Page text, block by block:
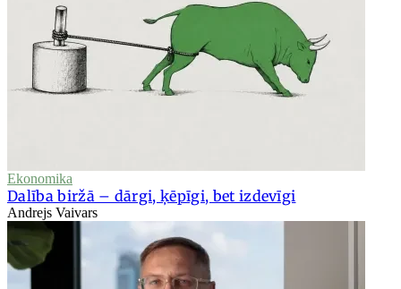
Ekonomika
Dalība biržā – dārgi, ķēpīgi, bet izdevīgi
Andrejs Vaivars